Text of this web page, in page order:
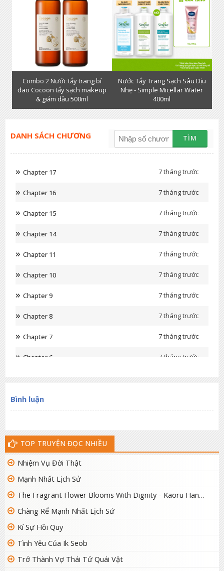
Combo 2 Nước tẩy trang bí
đao Cocoon tẩy sạch makeup
& giảm dầu 500ml
Nước Tẩy Trang Sạch Sâu Dịu
Nhẹ - Simple Micellar Water
400ml
DANH SÁCH CHƯƠNG TÌM
Chapter 17 7 tháng trước
Chapter 16 7 tháng trước
Chapter 15 7 tháng trước
Chapter 14 7 tháng trước
Chapter 11 7 tháng trước
Chapter 10 7 tháng trước
Chapter 9 7 tháng trước
Chapter 8 7 tháng trước
Chapter 7 7 tháng trước
Chapter 6 7 tháng trước
Chapter 4
Chapter 2
Chapter 1
Bình luận
TOP TRUYỆN ĐỌC NHIỀU
Nhiệm Vụ Đời Thật
Mạnh Nhất Lịch Sử
The Fragrant Flower Blooms With Dignity - Kaoru Hana Wa Rin To Saku
Chàng Rể Mạnh Nhất Lịch Sử
Kí Sự Hồi Quy
Tình Yêu Của Ik Seob
Trở Thành Vợ Thái Tử Quái Vật